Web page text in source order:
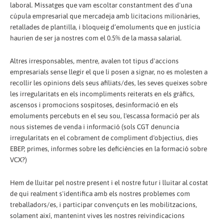
laboral. Missatges que vam escoltar constantment des d'una
cúpula empresarial que mercadeja amb licitacions milionàries,
retallades de plantilla, i bloqueig d’emoluments que en justícia
haurien de ser ja nostres com el 0.5% de la massa salarial.
Altres irresponsables, mentre, avalen tot tipus d'accions
empresarials sense llegir el que li posen a signar, no es molesten a
recollir les opinions dels seus afiliats/des, les seves queixes sobre
les irregularitats en els incompliments reiterats en els gràfics,
ascensos i promocions sospitoses, desinformació en els
emoluments percebuts en el seu sou, l'escassa formació per als
nous sistemes de venda i informació (sols CGT denuncia
irregularitats en el cobrament de compliment d'objectius, dies
EBEP, primes, informes sobre les deficiències en la formació sobre
VCX?)
Hem de lluitar pel nostre present i el nostre futur i lluitar al costat
de qui realment s'identifica amb els nostres problemes com
treballadors/es, i participar convençuts en les mobilitzacions,
solament així, mantenint vives les nostres reivindicacions